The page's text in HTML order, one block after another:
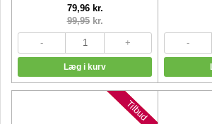
79,96 kr.
99,95kr.
Nyheder
Tilbud